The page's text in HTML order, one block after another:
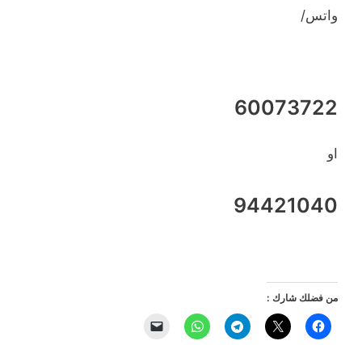
واتس/
60073722
او
94421040
من فضلك شارك :